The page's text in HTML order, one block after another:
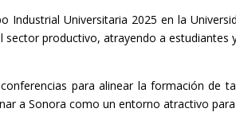
Industrial Universitaria 2025 en la
productivo, atrayendo a estudiantes
para alinear la formación de
a Sonora como un entorno atractivo